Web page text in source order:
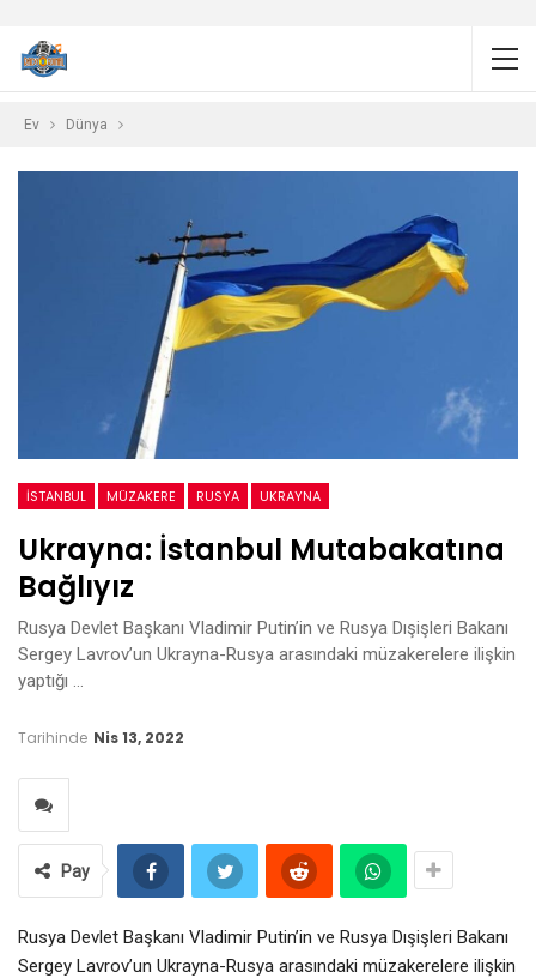
Ev Dünya
ISTANBUL MÜZAKERE RUSYA UKRAYNA
Ukrayna: İstanbul Mutabakatına
Bağlıyız
Rusya Devlet Başkanı Vladimir Putin’in ve Rusya Dışişleri Bakanı
Sergey Lavrov’un Ukrayna-Rusya arasındaki müzakerelere ilişkin
yaptığı …
Tarihinde Nis 13, 2022
Pay
Rusya Devlet Başkanı Vladimir Putin’in ve Rusya Dışişleri Bakanı
Sergey Lavrov’un Ukrayna-Rusya arasındaki müzakerelere ilişkin